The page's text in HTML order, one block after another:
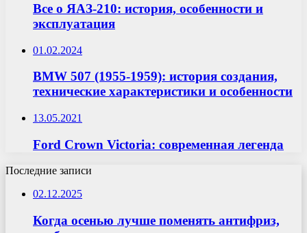
Все о ЯАЗ-210: история, особенности и
эксплуатация
01.02.2024
BMW 507 (1955-1959): история создания,
технические характеристики и особенности
13.05.2021
Ford Crown Victoria: современная легенда
Последние записи
02.12.2025
Когда осенью лучше поменять антифриз,